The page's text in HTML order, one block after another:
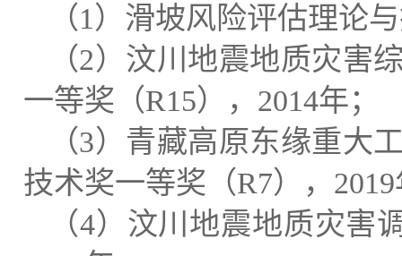
（1 ）滑坡风险评估理论
（2）汶川地震地质灾害
一等奖（R15）， 2014年；
（3）青藏高原东缘重大
技术奖一等奖（R7）， 2019
（4）汶川地震地质灾害